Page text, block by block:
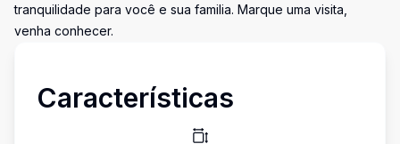
tranquilidade para você e sua familia. Marque uma visita,
venha conhecer.
Características